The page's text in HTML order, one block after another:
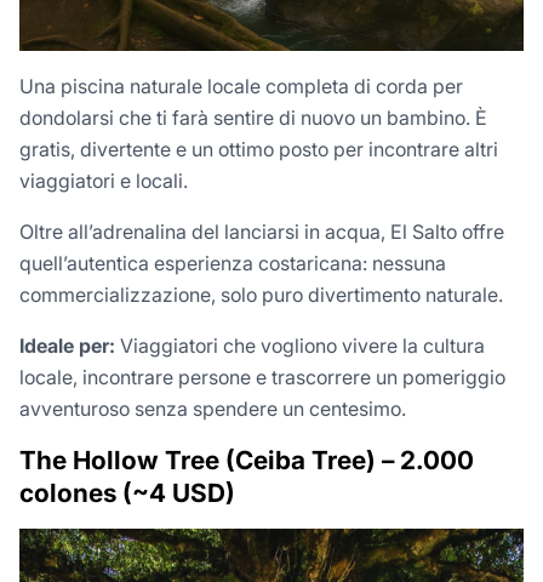
Una piscina naturale locale completa di corda per
dondolarsi che ti farà sentire di nuovo un bambino. È
gratis, divertente e un ottimo posto per incontrare altri
viaggiatori e locali.
Oltre all’adrenalina del lanciarsi in acqua, El Salto offre
quell’autentica esperienza costaricana: nessuna
commercializzazione, solo puro divertimento naturale.
Ideale per: Viaggiatori che vogliono vivere la cultura
locale, incontrare persone e trascorrere un pomeriggio
avventuroso senza spendere un centesimo.
The Hollow Tree (Ceiba Tree) – 2.000
colones (~4 USD)